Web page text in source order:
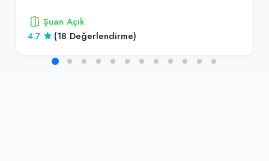
Şuan Açık
4.7
(18 Değerlendirme)